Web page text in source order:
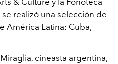
realizó una selección de
América Latina: Cuba,
cineasta argentina,